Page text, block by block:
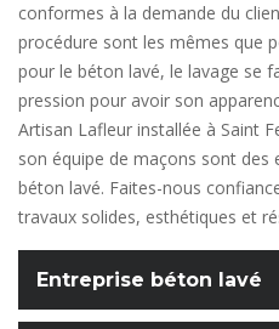
conformes à la demande du
procédure sont les mêmes que
pour le béton lavé, le lavage se
pression pour avoir son
Artisan Lafleur installée à Saint
son équipe de maçons sont des
béton lavé. Faites-nous
travaux solides, esthétiques et
Entreprise béton lavé